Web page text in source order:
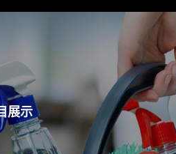
展示